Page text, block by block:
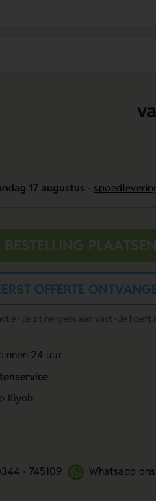
17 augustus
BESTELLING PLAATSEN
OFFERTE
· Je zit nergens aan vast · Je
24 uur
Kiyoh
- 745109 Whatsapp